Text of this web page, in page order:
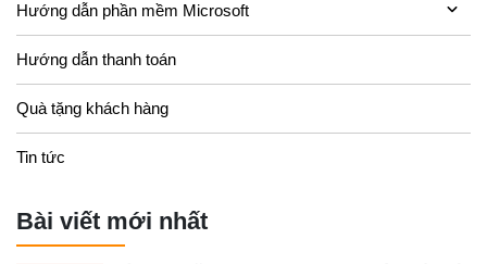
Hướng dẫn phần mềm Microsoft
Hướng dẫn thanh toán
Quà tặng khách hàng
Tin tức
Bài viết mới nhất